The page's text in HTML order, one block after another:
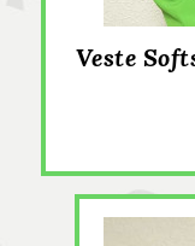
Veste